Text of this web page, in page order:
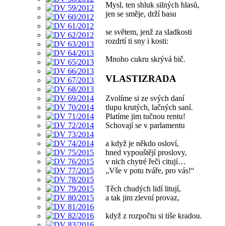
Mysl, ten shluk silných hlasů,
jen se směje, drží basu
se světem, jenž za sladkosti
rozdrtí ti sny i kosti:
Mnoho cukru skrývá bič.
VLASTIZRADA
Zvolíme si ze svých daní
tlupu krutých, lačných saní.
Platíme jim tučnou rentu!
Schovají se v parlamentu
a když je někdo osloví,
hned vypouštějí proslovy,
v nich chytré řeči citují…
„Vše v potu tváře, pro vás!“
Těch chudých lidí litují,
a tak jim zlevní provaz,
když z rozpočtu si tiše kradou.